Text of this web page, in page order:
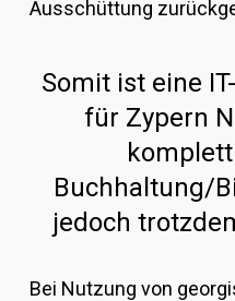
Ausschüttung
Somit ist eine
für Zypern
Buchhaltung/
jedoch
Bei Nutzung von